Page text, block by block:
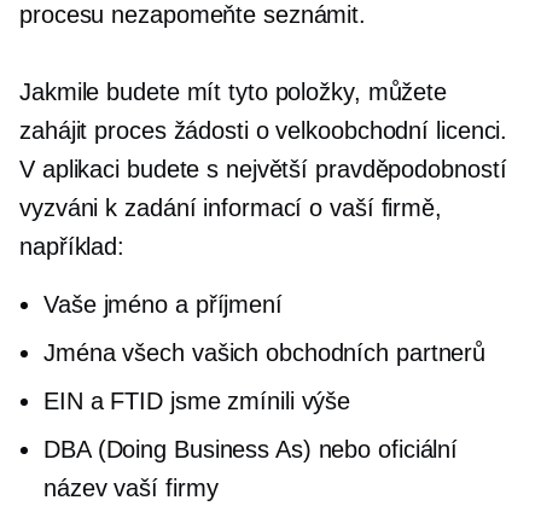
procesu nezapomeňte seznámit.
Jakmile budete mít tyto položky, můžete
zahájit proces žádosti o velkoobchodní licenci.
V aplikaci budete s největší pravděpodobností
vyzváni k zadání informací o vaší firmě,
například:
Vaše jméno a příjmení
Jména všech vašich obchodních partnerů
EIN a FTID jsme zmínili výše
DBA (Doing Business As) nebo oficiální
název vaší firmy